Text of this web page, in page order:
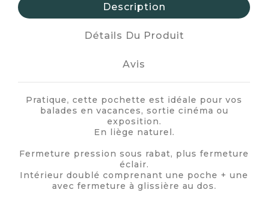
Description
Détails Du Produit
Avis
Pratique, cette pochette est idéale pour vos
balades en vacances, sortie cinéma ou
exposition.
En liège naturel.
Fermeture pression sous rabat, plus fermeture
éclair.
Intérieur doublé comprenant une poche + une
avec fermeture à glissière au dos.